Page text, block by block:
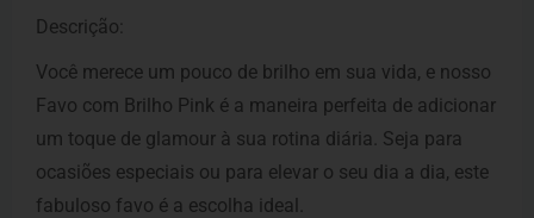
Descrição:
Você merece um pouco de brilho em sua vida, e nosso
Favo com Brilho Pink é a maneira perfeita de adicionar
um toque de glamour à sua rotina diária. Seja para
ocasiões especiais ou para elevar o seu dia a dia, este
fabuloso favo é a escolha ideal.